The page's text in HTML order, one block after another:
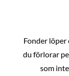
Fonder löper
du förlorar
som